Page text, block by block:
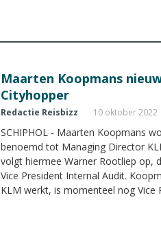
Maarten Koopmans
Cityhopper
Redactie Reisbizz 10 oktober 2022
SCHIPHOL - Maarten Koopmans
benoemd tot Managing Director
volgt hiermee Warner Rootliep op,
Vice President Internal Audit.
KLM werkt, is momenteel nog Vice